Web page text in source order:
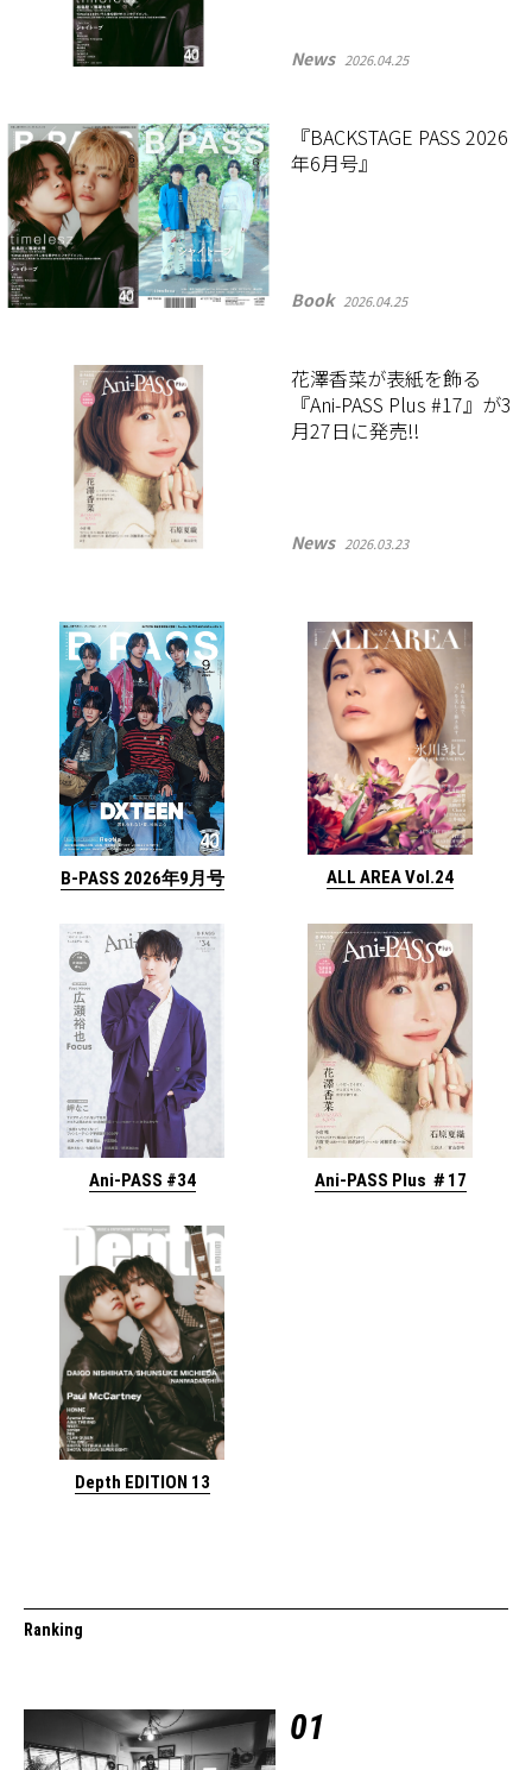
News 2026.04.25
『BACKSTAGE PASS 2026
年6月号』
Book 2026.04.25
花澤香菜が表紙を飾る
『Ani-PASS Plus #17』が3
月27日に発売!!
News 2026.03.23
B-PASS 2026年9月号 ALL AREA Vol.24
Ani-PASS #34 Ani-PASS Plus ＃17
Depth EDITION 13
Ranking
01